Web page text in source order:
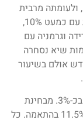
ולעומתה מרבית
השווקים הגדולים ירדו. סין מובילה את הירידות עם כמעט 10%,
6.5% ירידה בריטניה עם כמעט 6% ירידה וגרמניה עם
רמות שיא נסחרה
אולם בשיעור
הדולר התחזק החודש ביחס למטבעות האחרים בכ-3%. מבחינת
סחורות ירידה חדה בנפט וגז של כמעט 10% ו-11.5% בהתאמה. כל